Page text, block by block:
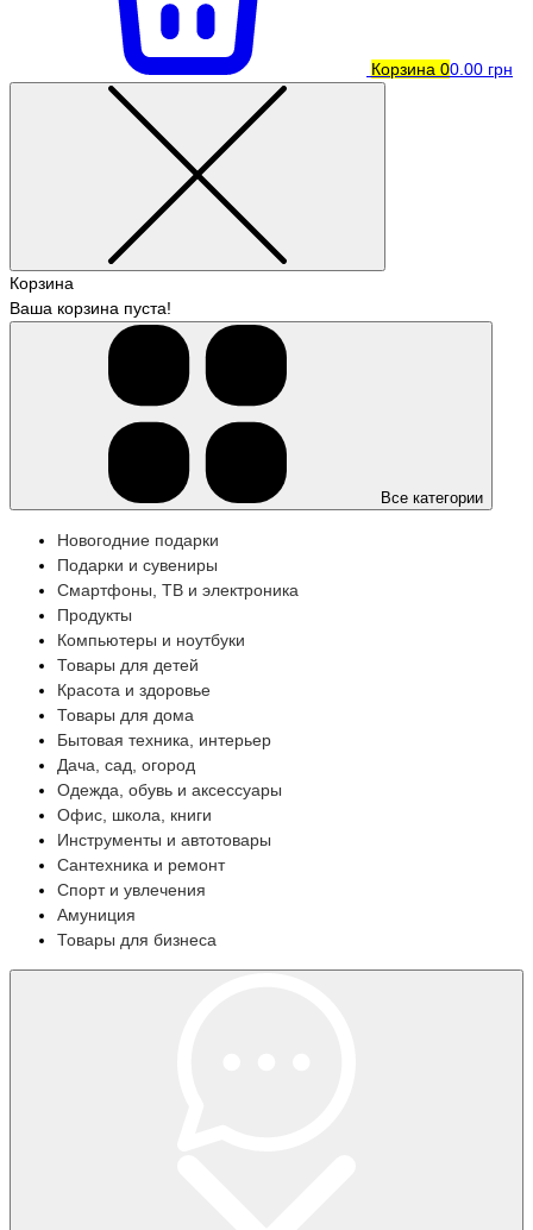
Корзина 00.00 грн
Корзина
Ваша корзина пуста!
Все категории
Новогодние подарки
Подарки и сувениры
Смартфоны, ТВ и электроника
Продукты
Компьютеры и ноутбуки
Товары для детей
Красота и здоровье
Товары для дома
Бытовая техника, интерьер
Дача, сад, огород
Одежда, обувь и аксессуары
Офис, школа, книги
Инструменты и автотовары
Сантехника и ремонт
Спорт и увлечения
Амуниция
Товары для бизнеса